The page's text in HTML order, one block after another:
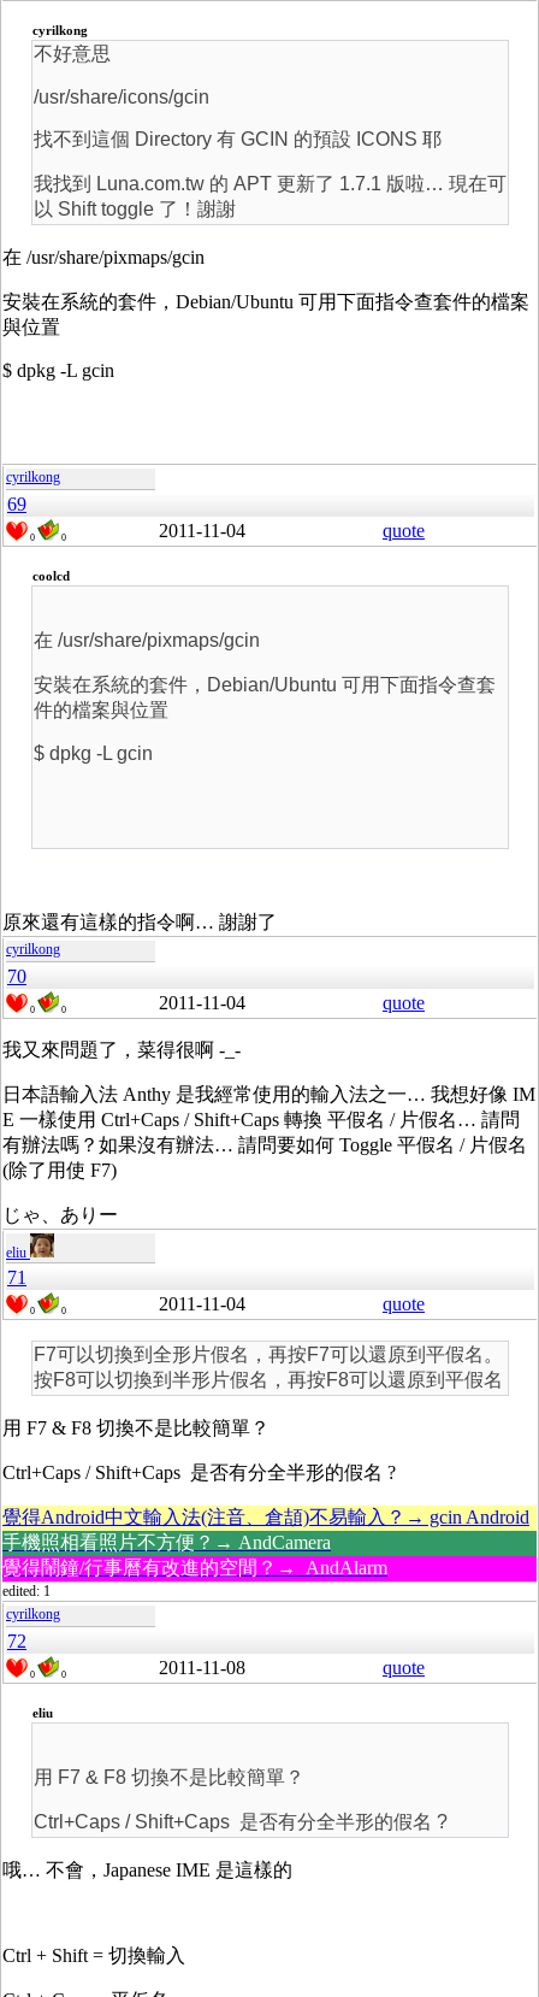
cyrilkong
不好意思
/usr/share/icons/gcin
找不到這個 Directory 有 GCIN 的預設 ICONS 耶
我找到 Luna.com.tw 的 APT 更新了 1.7.1 版啦… 現在可
以 Shift toggle 了！謝謝
在 /usr/share/pixmaps/gcin
安裝在系統的套件，Debian/Ubuntu 可用下面指令查套件的檔案
與位置
$ dpkg -L gcin
cyrilkong
69
0 0 2011-11-04 quote
coolcd
在 /usr/share/pixmaps/gcin
安裝在系統的套件，Debian/Ubuntu 可用下面指令查套
件的檔案與位置
$ dpkg -L gcin
原來還有這樣的指令啊… 謝謝了
cyrilkong
70
0 0 2011-11-04 quote
我又來問題了，菜得很啊 -_-
日本語輸入法 Anthy 是我經常使用的輸入法之一… 我想好像 IM
E 一樣使用 Ctrl+Caps / Shift+Caps 轉換 平假名 / 片假名… 請問
有辦法嗎？如果沒有辦法… 請問要如何 Toggle 平假名 / 片假名
(除了用使 F7)
じゃ、ありー
eliu
71
0 0 2011-11-04 quote
F7可以切換到全形片假名，再按F7可以還原到平假名。
按F8可以切換到半形片假名，再按F8可以還原到平假名
用 F7 & F8 切換不是比較簡單？
Ctrl+Caps / Shift+Caps 是否有分全半形的假名 ?
覺得Android中文輸入法(注音、倉頡)不易輸入？→ gcin Android
手機照相看照片不方便？→ AndCamera
覺得鬧鐘/行事曆有改進的空間？→ AndAlarm
edited: 1
cyrilkong
72
0 0 2011-11-08 quote
eliu
用 F7 & F8 切換不是比較簡單？
Ctrl+Caps / Shift+Caps 是否有分全半形的假名 ?
哦… 不會，Japanese IME 是這樣的
Ctrl + Shift = 切換輸入